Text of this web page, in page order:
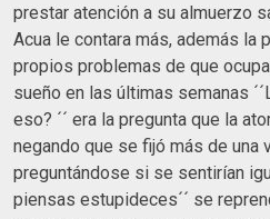
prestar atención a su almuerzo
Acua le contara más, además la
propios problemas de que
sueño en las últimas semanas
eso? ´´ era la pregunta que la
negando que se fijó más de una
preguntándose si se sentirían
piensas estupideces´´ se